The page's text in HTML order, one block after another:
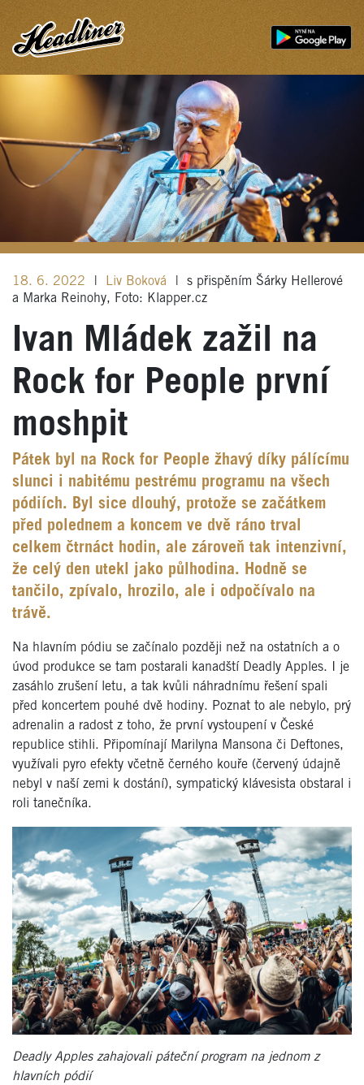
18. 6. 2022 Liv Boková
s přispěním Šárky Hellerové
a Marka Reinohy, Foto: Klapper.cz
Ivan Mládek zažil na
Rock for People první
moshpit
Pátek byl na Rock for People žhavý díky pálícímu
slunci i nabitému pestrému programu na všech
pódiích. Byl sice dlouhý, protože se začátkem
před polednem a koncem ve dvě ráno trval
celkem čtrnáct hodin, ale zároveň tak intenzivní,
že celý den utekl jako půlhodina. Hodně se
tančilo, zpívalo, hrozilo, ale i odpočívalo na
trávě.
Na hlavním pódiu se začínalo později než na ostatních a o
úvod produkce se tam postarali kanadští Deadly Apples. I je
zasáhlo zrušení letu, a tak kvůli náhradnímu řešení spali
před koncertem pouhé dvě hodiny. Poznat to ale nebylo, prý
adrenalin a radost z toho, že první vystoupení v České
republice stihli. Připomínají Marilyna Mansona či Deftones,
využívali pyro efekty včetně černého kouře (červený údajně
nebyl v naší zemi k dostání), sympatický klávesista obstaral i
roli tanečníka.
Deadly Apples zahajovali páteční program na jednom z
hlavních pódií